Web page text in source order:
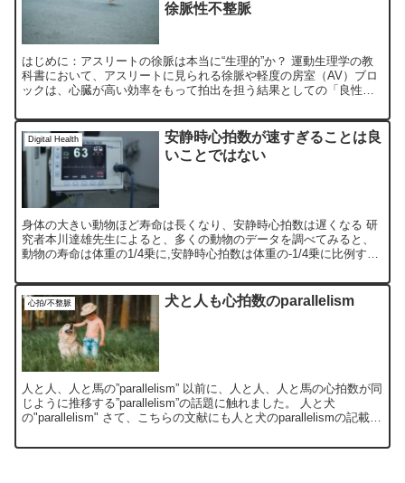
徐脈性不整脈
はじめに：アスリートの徐脈は本当に“生理的”か？ 運動生理学の教
科書において、アスリートに見られる徐脈や軽度の房室（AV）ブロ
ックは、心臓が高い効率をもって拍出を担う結果としての「良性の
Digital Health
安静時心拍数が速すぎることは良
いことではない
身体の大きい動物ほど寿命は長くなり、安静時心拍数は遅くなる 研
究者本川達雄先生によると、多くの動物のデータを調べてみると、
動物の寿命は体重の1/4乗に,安静時心拍数は体重の-1/4乗に比例する
心拍/不整脈 犬と人も心拍数のparallelism
人と人、人と馬の”parallelism” 以前に、人と人、人と馬の心拍数が同
じように推移する”parallelism”の話題に触れました。 人と犬
の"parallelism" さて、こちらの文献にも人と犬のparallelismの記載が